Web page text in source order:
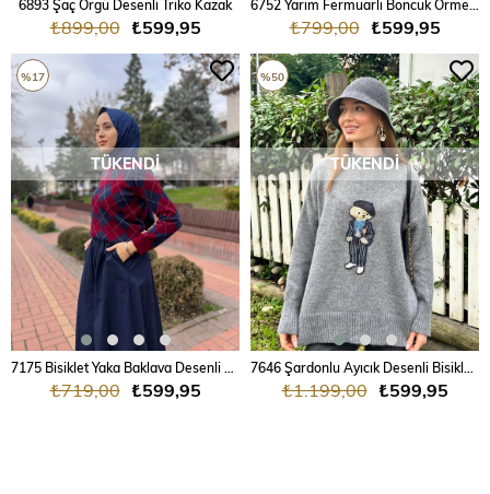
6893 Şaç Örgü Desenli Triko Kazak
₺599,95
₺899,00 ₺599,95
₺799,00
TÜKENDI
₺599,95
₺719,00
%17
TÜKENDI
₺599,95
₺1.199,00
%50